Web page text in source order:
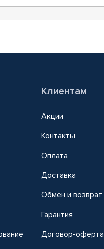
Клиентам
Акции
Контакты
Оплата
Доставка
Обмен и возврат
Гарантия
Договор-оферта